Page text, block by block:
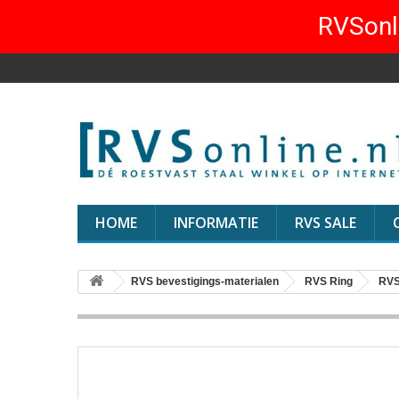
HOME INFORMATIE RVS SALE
RVS bevestigings-materialen RVS Ring